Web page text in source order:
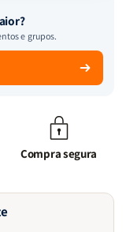
e grupos.
Compra segura